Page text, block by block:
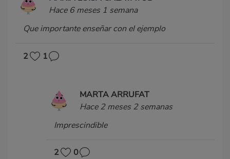
Hace 6 meses 1 semana
Que importante enseñar con el ejemplo
2 1
MARTA ARRUFAT
Hace 2 meses 2 semanas
Imprescindible
2 0